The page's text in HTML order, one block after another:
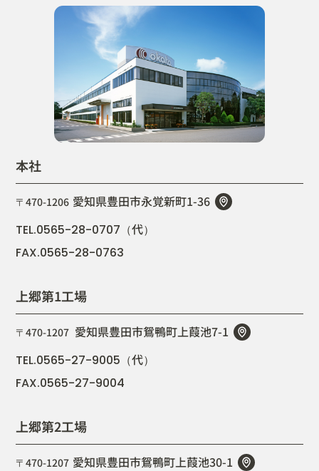
本社
〒470-1206 愛知県豊田市永覚新町1-36
TEL.0565-28-0707（代）
FAX.0565-28-0763
上郷第1工場
〒470-1207 愛知県豊田市鴛鴨町上葭池7-1
TEL.0565-27-9005（代）
FAX.0565-27-9004
上郷第2工場
〒470-1207 愛知県豊田市鴛鴨町上葭池30-1